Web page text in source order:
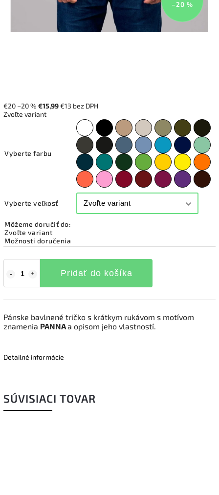
–20 %
€20 –20 % €15,99€13 bez DPH
Zvoľte variant
Vyberte farbu
Vyberte veľkosť
Môžeme doručiť do:
Zvoľte variant
Možnosti doručenia
Pridať do košíka
Pánske bavlnené tričko s krátkym rukávom s motívom
znamenia PANNAa opisom jeho vlastností.
Detailné informácie
SÚVISIACI TOVAR